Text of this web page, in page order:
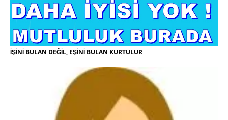
İŞİNİ BULAN DEĞİL, EŞİNİ BULAN KURTULUR